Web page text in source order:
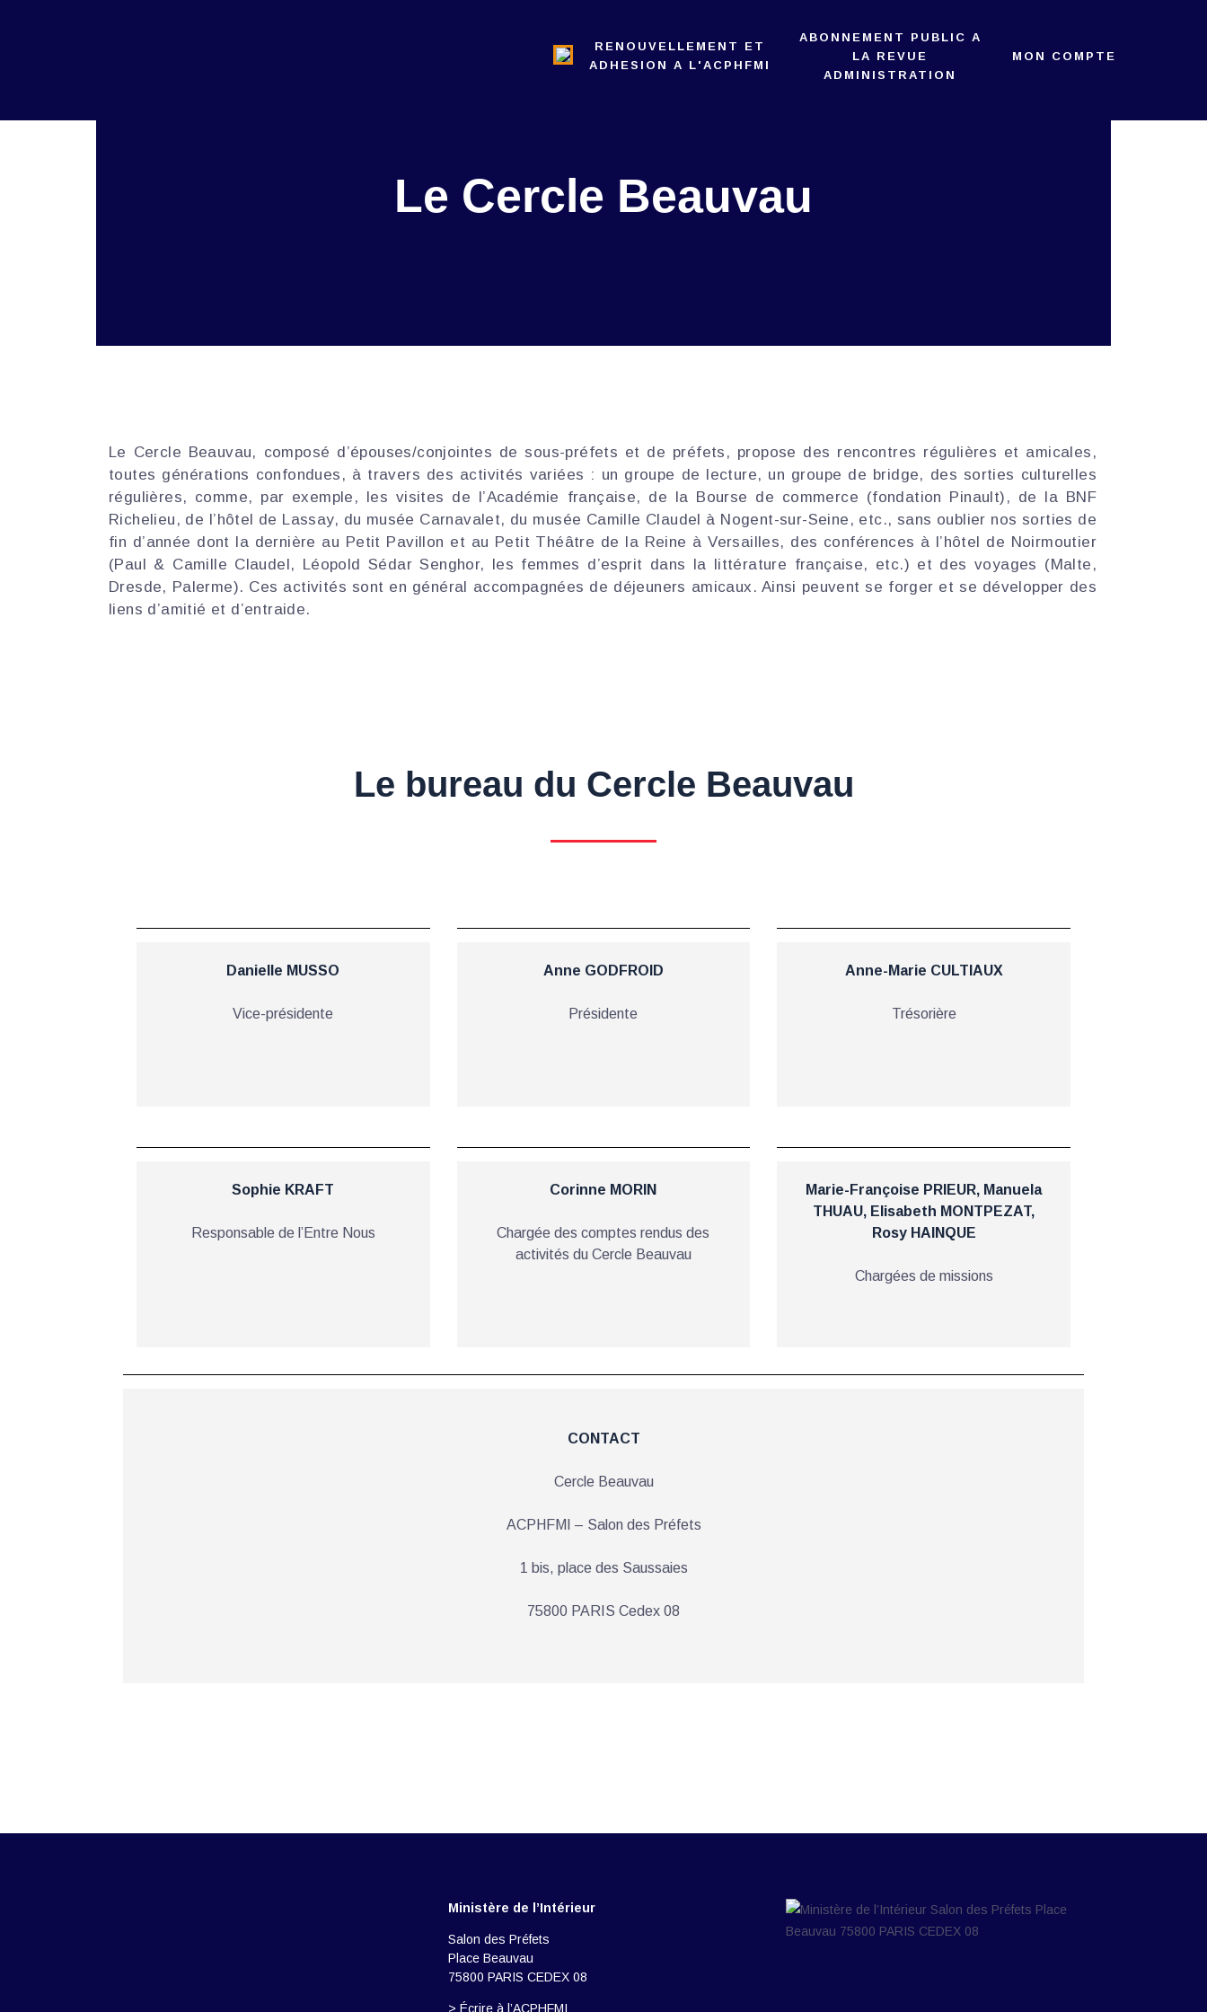
RENOUVELLEMENT ET
ADHESION A L'ACPHFMI
ABONNEMENT PUBLIC A
LA REVUE
ADMINISTRATION
MON COMPTE
NOS ACTIONS
Le Cercle Beauvau
Le Cercle Beauvau, composé d’épouses/conjointes de sous-préfets et de préfets, propose des rencontres régulières et amicales,
toutes générations confondues, à travers des activités variées : un groupe de lecture, un groupe de bridge, des sorties culturelles
régulières, comme, par exemple, les visites de l’Académie française, de la Bourse de commerce (fondation Pinault), de la BNF
Richelieu, de l’hôtel de Lassay, du musée Carnavalet, du musée Camille Claudel à Nogent-sur-Seine, etc., sans oublier nos sorties de
fin d’année dont la dernière au Petit Pavillon et au Petit Théâtre de la Reine à Versailles, des conférences à l’hôtel de Noirmoutier
(Paul & Camille Claudel, Léopold Sédar Senghor, les femmes d’esprit dans la littérature française, etc.) et des voyages (Malte,
Dresde, Palerme). Ces activités sont en général accompagnées de déjeuners amicaux. Ainsi peuvent se forger et se développer des
liens d’amitié et d’entraide.
Le bureau du Cercle Beauvau
Danielle MUSSO
Vice-présidente
Anne GODFROID
Présidente
Anne-Marie CULTIAUX
Trésorière
Sophie KRAFT
Responsable de l’Entre Nous
Corinne MORIN
Chargée des comptes rendus des
activités du Cercle Beauvau
Marie-Françoise PRIEUR, Manuela
THUAU, Elisabeth MONTPEZAT,
Rosy HAINQUE
Chargées de missions
CONTACT
Cercle Beauvau
ACPHFMI – Salon des Préfets
1 bis, place des Saussaies
75800 PARIS Cedex 08
Ministère de l’Intérieur
Salon des Préfets
Place Beauvau
75800 PARIS CEDEX 08
> Écrire à l’ACPHFMI